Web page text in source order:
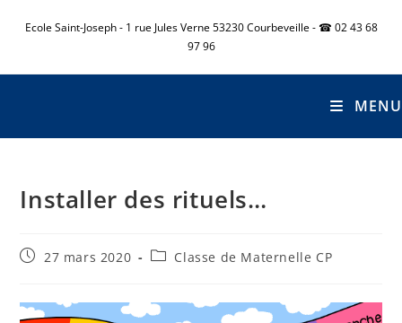
Ecole Saint-Joseph - 1 rue Jules Verne 53230 Courbeveille - ☎ 02 43 68
97 96
MENU
Installer des rituels…
27 mars 2020 Classe de Maternelle CP